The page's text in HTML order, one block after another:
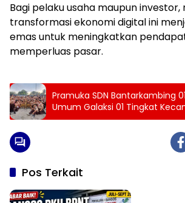
Bagi pelaku usaha maupun
transformasi ekonomi digital ini
emas untuk meningkatkan
memperluas pasar.
Pramuka SDN Bantarkambing
Umum Galaksi 01 Tingkat
Rancabungur
Pos Terkait